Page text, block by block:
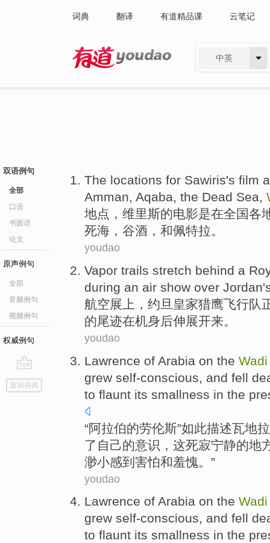
词典 翻译 有道精品课 云笔记
中英
双语例句
全部
口语
书面语
论文
原声例句
全部
音频例句
视频例句
权威例句
go
top
返回词典
The locations for Sawiris's film
Amman, Aqaba, the Dead Sea,
地点 ，维里斯的电影是在全国各
死海 ， 谷酒 ， 和佩特拉。
youdao
Vapor trails stretch behind a
during an air show over Jordan
航空展上 ， 约旦 皇家猎鹰飞行队
的尾迹在机身后伸展开来。
youdao
Lawrence of Arabia on the Wadi
grew self-conscious , and fell
to flaunt its smallness in the
“阿拉伯的劳伦斯”如此描述瓦地
了 自己的意识， 这死寂宁静的地
渺小感到害怕和羞愧 。”
youdao
Lawrence of Arabia on the Wadi
grew self-conscious, and fell
to flaunt its smallness in the